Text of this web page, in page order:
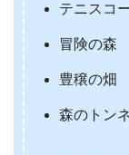
テニスコ
冒険の森
豊穣の畑
森のトン